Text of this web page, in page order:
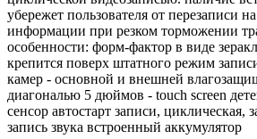
убережет пользователя от перезаписи
информации при резком торможении
особенности: форм-фактор в виде
крепится поверх штатного режим
камер - основной и внешней
диагональю 5 дюймов - touch screen
сенсор автостарт записи, циклическая,
запись звука встроенный аккумулятор